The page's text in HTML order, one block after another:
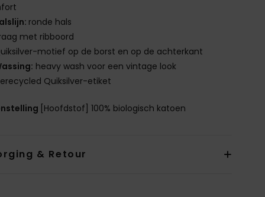
ronde hals
met ribboord
motief op de borst en op de achterkant
heavy wash voor een vintage look
Quiksilver-etiket
[Hoofdstof] 100% biologisch katoen
& Retour